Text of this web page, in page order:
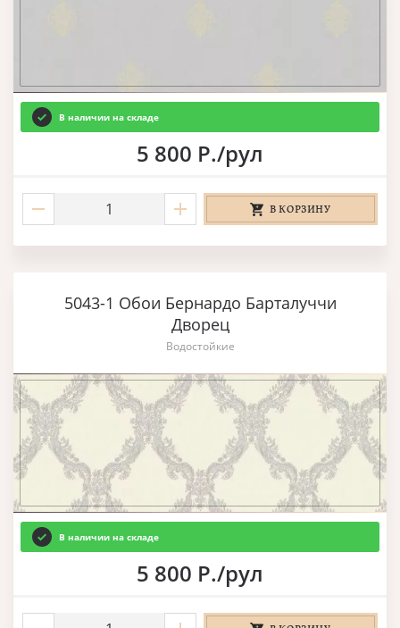
В наличии на складе
5 800 Р./рул
В КОРЗИНУ
5043-1 Обои Бернардо Барталуччи
Дворец
Водостойкие
В наличии на складе
5 800 Р./рул